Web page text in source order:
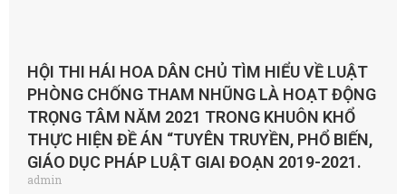
HỘI THI HÁI HOA DÂN CHỦ TÌM HIỂU VỀ LUẬT
PHÒNG CHỐNG THAM NHŨNG LÀ HOẠT ĐỘNG
TRỌNG TÂM NĂM 2021 TRONG KHUÔN KHỔ
THỰC HIỆN ĐỀ ÁN “TUYÊN TRUYỀN, PHỔ BIẾN,
GIÁO DỤC PHÁP LUẬT GIAI ĐOẠN 2019-2021.
admin